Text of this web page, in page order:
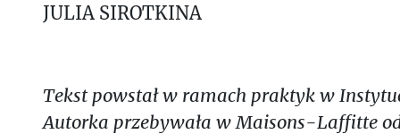
JULIA SIROTKINA
Tekst powstał w ramach praktyk w
Autorka przebywała w Maisons-Laffitte